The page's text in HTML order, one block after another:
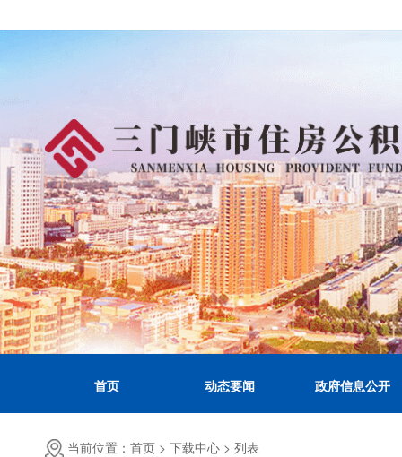
首页 动态要闻 政府信息公开
当前位置：首页 > 下载中心 > 列表